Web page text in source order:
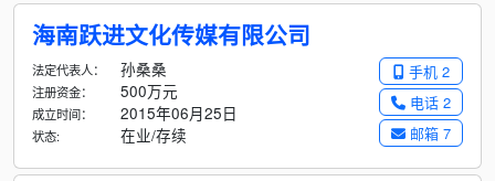
海南跃进文化传媒有限公司
手机 2
电话 2
邮箱 7
法定代表人： 孙桑桑
注册资金： 500万元
成立时间： 2015年06月25日
状态: 在业/存续